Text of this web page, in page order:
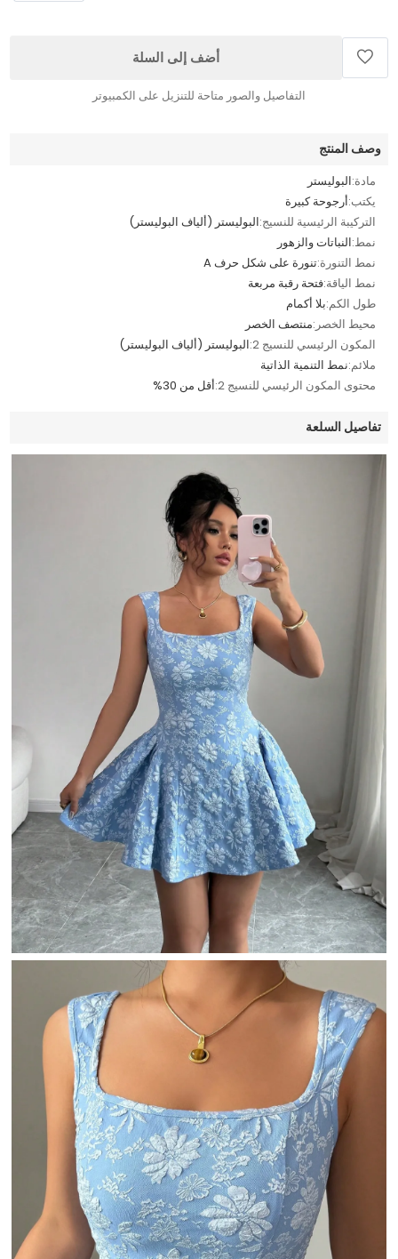
أضف إلى السلة
التفاصيل والصور متاحة للتنزيل على الكمبيوتر
وصف المنتج
مادة:البوليستر
يكتب:أرجوحة كبيرة
التركيبة الرئيسية للنسيج:البوليستر (ألياف البوليستر)
نمط:النباتات والزهور
نمط التنورة:تنورة على شكل حرف A
نمط الياقة:فتحة رقبة مربعة
طول الكم:بلا أكمام
محيط الخصر:منتصف الخصر
المكون الرئيسي للنسيج 2:
البوليستر (ألياف البوليستر)
ملائم:نمط التنمية الذاتية
محتوى المكون الرئيسي للنسيج 2:
أقل من 30%
تفاصيل السلعة